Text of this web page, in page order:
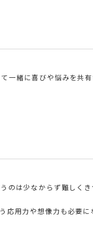
一緒に喜びや悩みを共
のは少なからず難しく
応用力や想像力も必要